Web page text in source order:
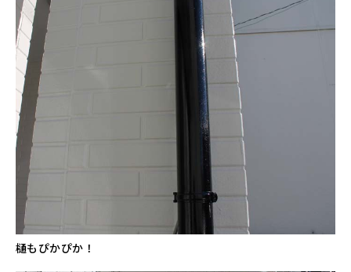
樋もぴかぴか！